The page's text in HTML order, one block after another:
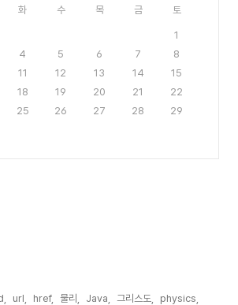
화 수 목 금 토
1
4 5 6 7
8
11 12 13 14
15
18 19 20 21
22
25 26 27 28
29
url, href, 물리, Java, 그리스도,
physics,